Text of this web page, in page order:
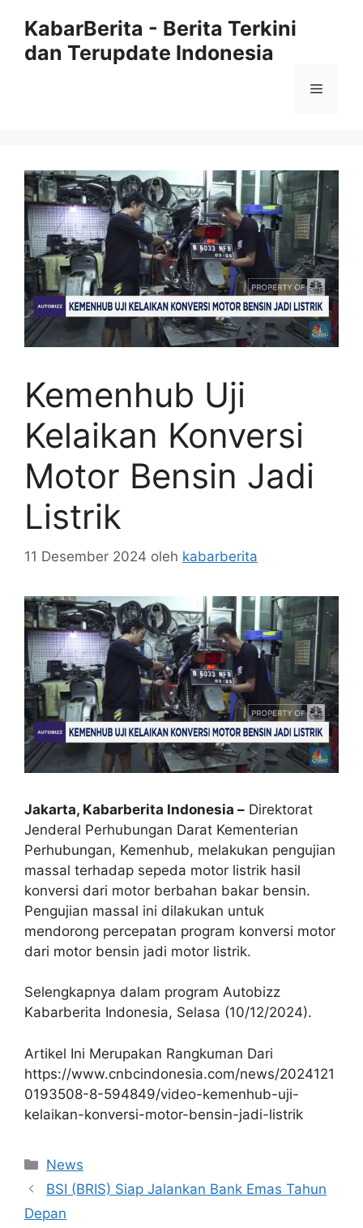
KabarBerita - Berita Terkini
dan Terupdate Indonesia
Menu
Kemenhub Uji
Kelaikan Konversi
Motor Bensin Jadi
Listrik
11 Desember 2024 oleh kabarberita
Jakarta, Kabarberita Indonesia – Direktorat
Jenderal Perhubungan Darat Kementerian
Perhubungan, Kemenhub, melakukan pengujian
massal terhadap sepeda motor listrik hasil
konversi dari motor berbahan bakar bensin.
Pengujian massal ini dilakukan untuk
mendorong percepatan program konversi motor
dari motor bensin jadi motor listrik.
Selengkapnya dalam program Autobizz
Kabarberita Indonesia, Selasa (10/12/2024).
Artikel Ini Merupakan Rangkuman Dari
https://www.cnbcindonesia.com/news/2024121
0193508-8-594849/video-kemenhub-uji-
kelaikan-konversi-motor-bensin-jadi-listrik
Kategori
News
BSI (BRIS) Siap Jalankan Bank Emas Tahun
Depan